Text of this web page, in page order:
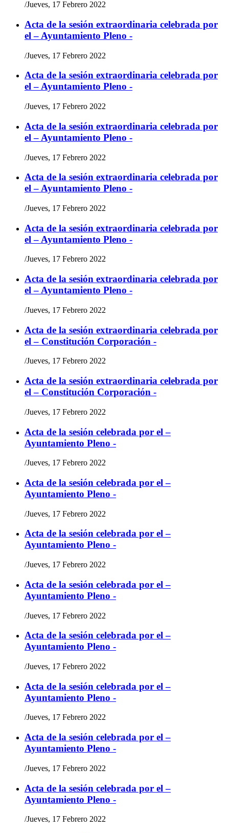
/Jueves, 17 Febrero 2022
Acta de la sesión extraordinaria celebrada por
el – Ayuntamiento Pleno -
/Jueves, 17 Febrero 2022
Acta de la sesión extraordinaria celebrada por
el – Ayuntamiento Pleno -
/Jueves, 17 Febrero 2022
Acta de la sesión extraordinaria celebrada por
el – Ayuntamiento Pleno -
/Jueves, 17 Febrero 2022
Acta de la sesión extraordinaria celebrada por
el – Ayuntamiento Pleno -
/Jueves, 17 Febrero 2022
Acta de la sesión extraordinaria celebrada por
el – Ayuntamiento Pleno -
/Jueves, 17 Febrero 2022
Acta de la sesión extraordinaria celebrada por
el – Ayuntamiento Pleno -
/Jueves, 17 Febrero 2022
Acta de la sesión extraordinaria celebrada por
el – Constitución Corporación -
/Jueves, 17 Febrero 2022
Acta de la sesión extraordinaria celebrada por
el – Constitución Corporación -
/Jueves, 17 Febrero 2022
Acta de la sesión celebrada por el –
Ayuntamiento Pleno -
/Jueves, 17 Febrero 2022
Acta de la sesión celebrada por el –
Ayuntamiento Pleno -
/Jueves, 17 Febrero 2022
Acta de la sesión celebrada por el –
Ayuntamiento Pleno -
/Jueves, 17 Febrero 2022
Acta de la sesión celebrada por el –
Ayuntamiento Pleno -
/Jueves, 17 Febrero 2022
Acta de la sesión celebrada por el –
Ayuntamiento Pleno -
/Jueves, 17 Febrero 2022
Acta de la sesión celebrada por el –
Ayuntamiento Pleno -
/Jueves, 17 Febrero 2022
Acta de la sesión celebrada por el –
Ayuntamiento Pleno -
/Jueves, 17 Febrero 2022
Acta de la sesión celebrada por el –
Ayuntamiento Pleno -
/Jueves, 17 Febrero 2022